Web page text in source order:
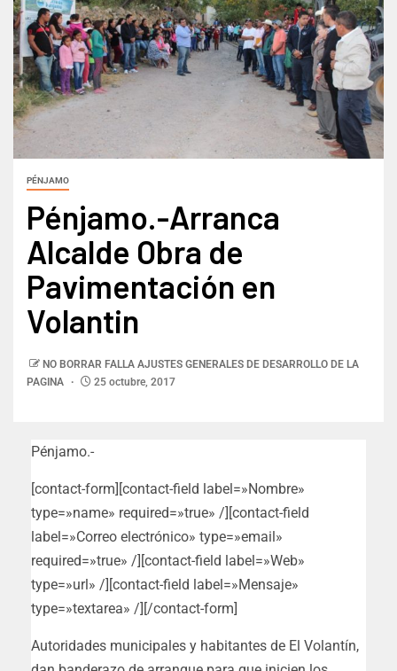
PÉNJAMO
Pénjamo.-Arranca
Alcalde Obra de
Pavimentación en
Volantin
NO BORRAR FALLA AJUSTES GENERALES DE DESARROLLO DE LA
PAGINA
25 octubre, 2017
Pénjamo.-
[contact-form][contact-field label=»Nombre»
type=»name» required=»true» /][contact-field
label=»Correo electrónico» type=»email»
required=»true» /][contact-field label=»Web»
type=»url» /][contact-field label=»Mensaje»
type=»textarea» /][/contact-form]
Autoridades municipales y habitantes de El Volantín,